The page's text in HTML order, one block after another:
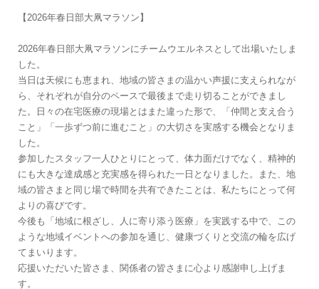
【2026年春日部大凧マラソン】
2026年春日部大凧マラソンにチームウエルネスとして出場いたしま
した。
当日は天候にも恵まれ、地域の皆さまの温かい声援に支えられなが
ら、それぞれが自分のペースで最後まで走り切ることができまし
た。日々の在宅医療の現場とはまた違った形で、「仲間と支え合う
こと」「一歩ずつ前に進むこと」の大切さを実感する機会となりま
した。
参加したスタッフ一人ひとりにとって、体力面だけでなく、精神的
にも大きな達成感と充実感を得られた一日となりました。また、地
域の皆さまと同じ場で時間を共有できたことは、私たちにとって何
よりの喜びです。
今後も「地域に根ざし、人に寄り添う医療」を実践する中で、この
ような地域イベントへの参加を通じ、健康づくりと交流の輪を広げ
てまいります。
応援いただいた皆さま、関係者の皆さまに心より感謝申し上げま
す。